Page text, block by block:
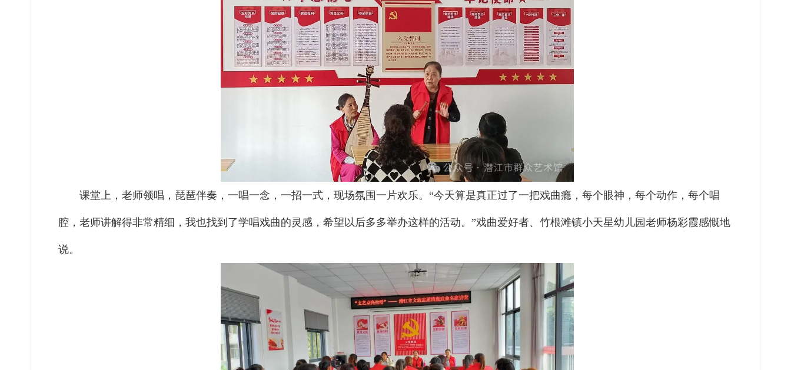
课堂上，老师领唱，琵琶伴奏，一唱一念，一招一式，现场氛围一片欢乐。“今天算是真正过了一把戏曲瘾，每个眼神，每个动作，每个唱
腔，老师讲解得非常精细，我也找到了学唱戏曲的灵感，希望以后多多举办这样的活动。”戏曲爱好者、竹根滩镇小天星幼儿园老师杨彩霞感慨地
说。